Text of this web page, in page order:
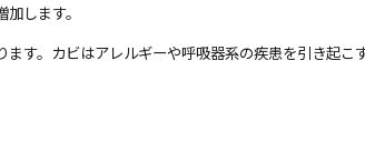
します。
す。カビはアレルギーや呼吸器系の疾患を引き起こ